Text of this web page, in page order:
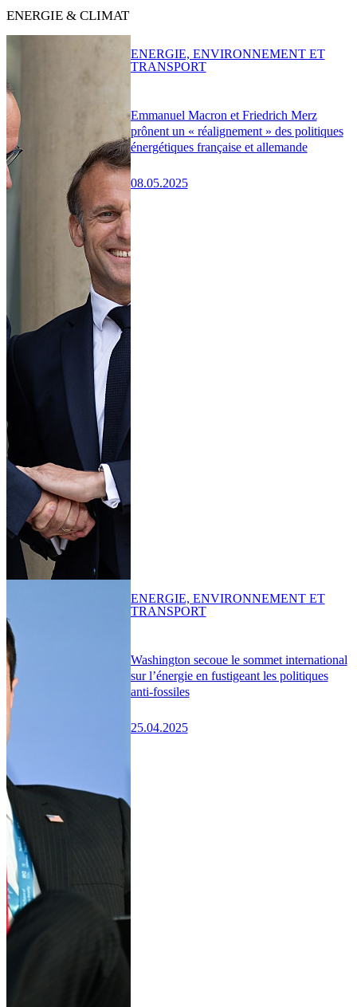
ENERGIE & CLIMAT
Emmanuel Macron et Friedrich Merz
prônent un « réalignement » des politiques
énergétiques française et allemande
08.05.2025
ENERGIE, ENVIRONNEMENT ET
TRANSPORT
Washington secoue le sommet international
sur l’énergie en fustigeant les politiques
anti-fossiles
25.04.2025
ENERGIE, ENVIRONNEMENT ET
TRANSPORT